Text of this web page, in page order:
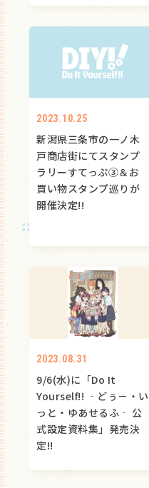
2023.10.25
新潟県三条市の一ノ木
戸商店街にてスタンプ
ラリーすてっぷ③＆お
買い物スタンプ巡りが
開催決定!!
2023.08.31
9/6(水)に「Do It
Yourself!! ‐どぅ－・い
っと・ゆあせるふ‐ 公
式設定資料集」発売決
定!!